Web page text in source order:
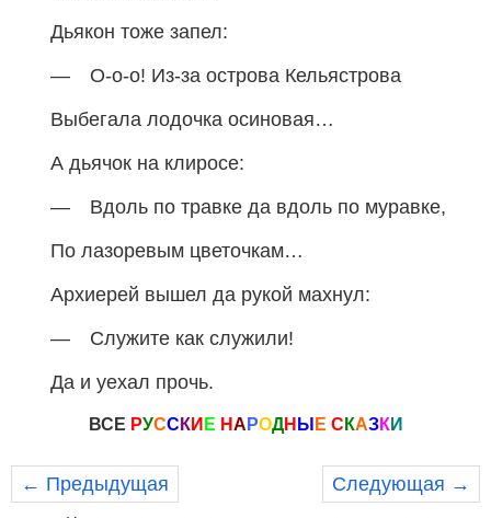
Дьякон тоже запел:
— О-о-о! Из-за острова Кельястрова
Выбегала лодочка осиновая…
А дьячок на клиросе:
— Вдоль по травке да вдоль по муравке,
По лазоревым цветочкам…
Архиерей вышел да рукой махнул:
— Служите как служили!
Да и уехал прочь.
ВСЕ РУСС КИ Е НА РОДН Ы Е С КАЗКИ
← Предыдущая Следующая →